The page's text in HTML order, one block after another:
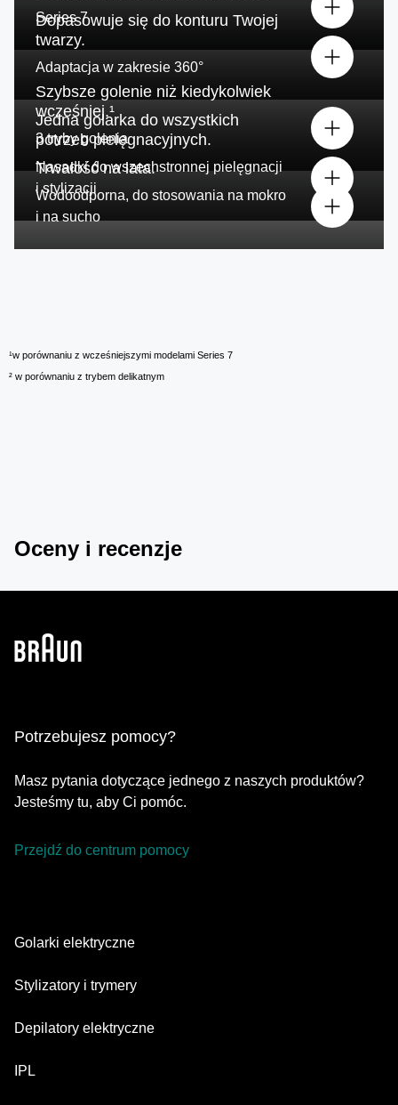
Series 7
Dopasowuje się do konturu Twojej
twarzy.
Adaptacja w zakresie 360°
Szybsze golenie niż kiedykolwiek
wcześniej.¹
3 tryby golenia
Jedna golarka do wszystkich
potrzeb pielęgnacyjnych.
Nasadki do wszechstronnej pielęgnacji
i stylizacji
Trwałość na lata.
Wodoodporna, do stosowania na mokro
i na sucho
¹w porównaniu z wcześniejszymi modelami Series 7
² w porównaniu z trybem delikatnym
Oceny i recenzje
Potrzebujesz pomocy?
Masz pytania dotyczące jednego z naszych produktów?
Jesteśmy tu, aby Ci pomóc.
Przejdź do centrum pomocy
Golarki elektryczne
Series 9 Pro
Series 3
Stylizatory i trymery
Trymer do brody
Depilatory elektryczne
Silk·épil SkinSpa
IPL